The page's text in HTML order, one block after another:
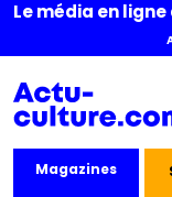
Le média en
Magazines